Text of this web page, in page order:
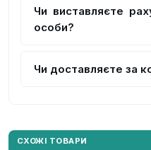
Чи виставляєте
особи?
Чи доставляєте за
СХОЖІ ТОВАРИ